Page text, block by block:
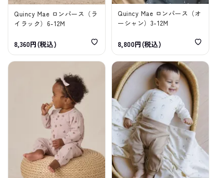
Quincy Mae ロンパース（ラ
イラック）6-12M
8,360円(税込)
Quincy Mae ロンパース（オ
ーシャン）3-12M
8,800円(税込)